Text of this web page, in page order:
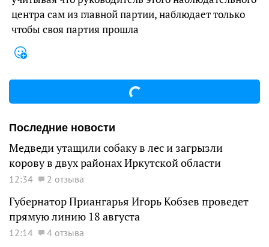
центра сам из главной партии, наблюдает только
чтобы своя партия прошла
Последние новости
Медведи утащили собаку в лес и загрызли
корову в двух районах Иркутской области
12:34 2 отзыва
Губернатор Приангарья Игорь Кобзев проведет
прямую линию 18 августа
12:14 4 отзыва